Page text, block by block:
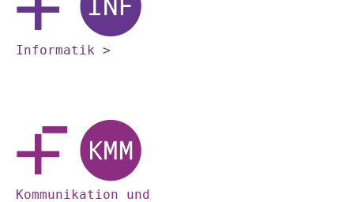
Informatik >
Kommunikation und